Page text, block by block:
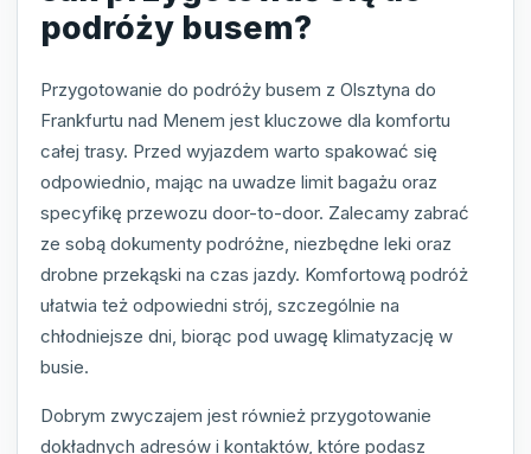
podróży busem?
Przygotowanie do podróży busem z Olsztyna do
Frankfurtu nad Menem jest kluczowe dla komfortu
całej trasy. Przed wyjazdem warto spakować się
odpowiednio, mając na uwadze limit bagażu oraz
specyfikę przewozu door-to-door. Zalecamy zabrać
ze sobą dokumenty podróżne, niezbędne leki oraz
drobne przekąski na czas jazdy. Komfortową podróż
ułatwia też odpowiedni strój, szczególnie na
chłodniejsze dni, biorąc pod uwagę klimatyzację w
busie.
Dobrym zwyczajem jest również przygotowanie
dokładnych adresów i kontaktów, które podasz